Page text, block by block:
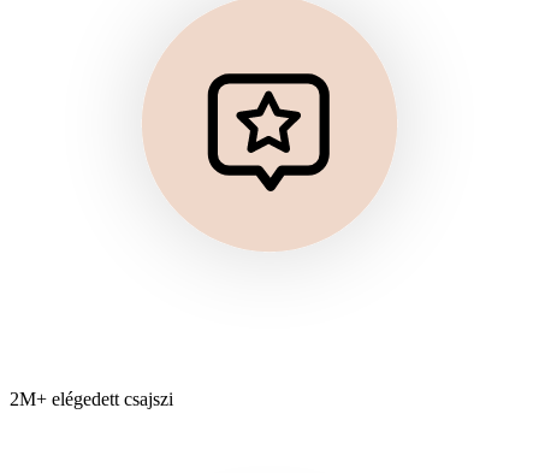
2M+ elégedett csajszi